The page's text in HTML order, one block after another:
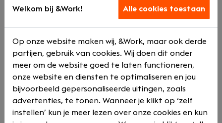
werkzaamheden.
Opleidingen en training om jezelf verder te
ontwikkelen.
Flexibele werktijden en thuis werken.
Een bedrijfsauto, laptop en telefoon.
Een bonussysteem, pensioen en
reiskostenvergoeding.
Een modern en informeel accountantskantoor
waar automatisering serieus wordt genomen.
Welkom bij &Work! Alle cookies toestaan
Op onze website maken wij, &Work, maar ook derde
partijen, gebruik van cookies. Wij doen dit onder
meer om de website goed te laten functioneren,
onze website en diensten te optimaliseren en jou
bijvoorbeeld gepersonaliseerde uitingen, zoals
advertenties, te tonen. Wanneer je klikt op ‘zelf
instellen’ kun je meer lezen over onze cookies en kun